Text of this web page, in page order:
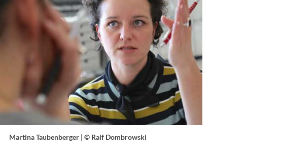
Martina Taubenberger | © Ralf Dombrowski